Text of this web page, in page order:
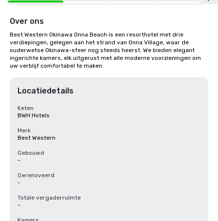
Over ons
Best Western Okinawa Onna Beach is een resorthotel met drie
verdiepingen, gelegen aan het strand van Onna Village, waar de
ouderwetse Okinawa-sfeer nog steeds heerst. We bieden elegant
ingerichte kamers, elk uitgerust met alle moderne voorzieningen om
uw verblijf comfortabel te maken.
Locatiedetails
Keten
BWH Hotels
Merk
Best Western
Gebouwd
-
Gerenoveerd
-
Totale vergaderruimte
-